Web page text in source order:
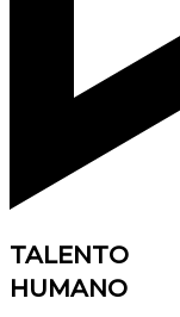
TALENTO
HUMANO